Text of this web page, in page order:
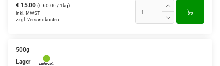
€ 15.00 (€ 60.00 / 1kg)
inkl. MWST
zzgl. Versandkosten
500g
Lager